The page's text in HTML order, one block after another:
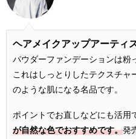
ヘアメイクアップアーティ
パウダーファンデーションは粉
これはしっとりしたテクスチャ
のような肌になる名品です。
ポイントでお直しなどにも活用
が自然な色でおすすめです。発